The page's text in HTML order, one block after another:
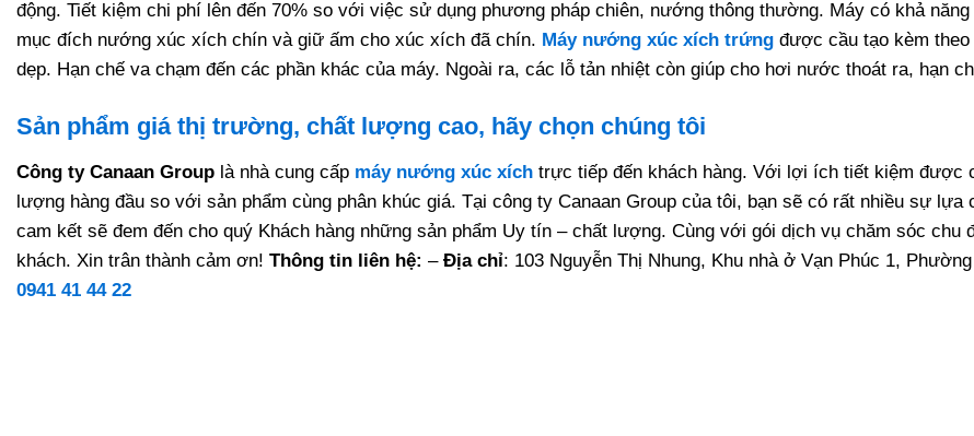
động. Tiết kiệm chi phí lên đến 70% so với việc sử dụng phương pháp chiên, nướng thông thường. Máy có khả
mục đích nướng xúc xích chín và giữ ấm cho xúc xích đã chín. Máy nướng xúc xích trứng được cầu tạo kèm
dẹp. Hạn chế va chạm đến các phần khác của máy. Ngoài ra, các lỗ tản nhiệt còn giúp cho hơi nước thoát ra, hạn
Sản phẩm giá thị trường, chất lượng cao, hãy chọn chúng tôi
Công ty Canaan Group là nhà cung cấp máy nướng xúc xích trực tiếp đến khách hàng. Với lợi ích tiết kiệm được
lượng hàng đầu so với sản phẩm cùng phân khúc giá. Tại công ty Canaan Group của tôi, bạn sẽ có rất nhiều sự lựa
cam kết sẽ đem đến cho quý Khách hàng những sản phẩm Uy tín – chất lượng. Cùng với gói dịch vụ chăm sóc
khách. Xin trân thành cảm ơn! Thông tin liên hệ: – Địa chỉ: 103 Nguyễn Thị Nhung, Khu nhà ở Vạn Phúc 1,
0941 41 44 22